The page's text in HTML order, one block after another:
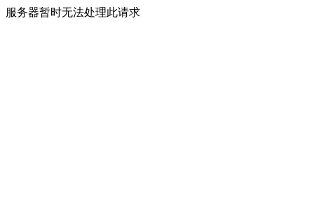
服务器暂时无法处理此请求